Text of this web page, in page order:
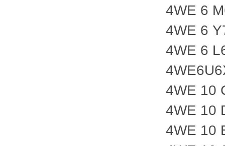
4WE 6
4WE 6
4WE 6
4WE 10
4WE 10
4WE 10